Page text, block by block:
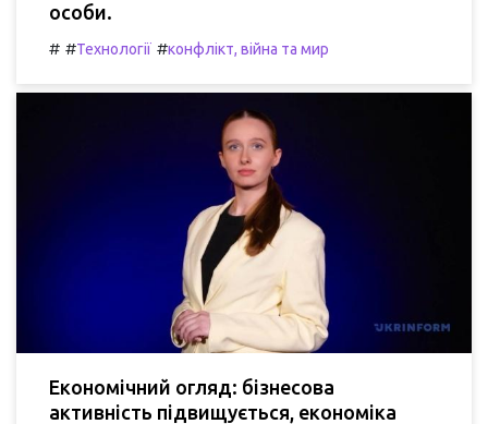
особи.
# #Технології #конфлікт, війна та мир
Економічний огляд: бізнесова
активність підвищується, економіка